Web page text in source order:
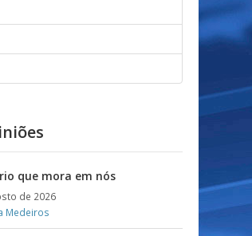
que mora em nós
de 2026
Medeiros